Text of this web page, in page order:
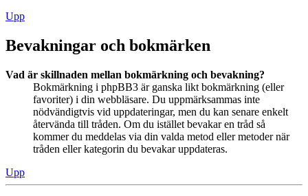
Upp
Bevakningar och bokmärken
Vad är skillnaden mellan bokmärkning och bevakning?
Bokmärkning i phpBB3 är ganska likt bokmärkning (eller
favoriter) i din webbläsare. Du uppmärksammas inte
nödvändigtvis vid uppdateringar, men du kan senare enkelt
återvända till tråden. Om du istället bevakar en tråd så
kommer du meddelas via din valda metod eller metoder när
tråden eller kategorin du bevakar uppdateras.
Upp